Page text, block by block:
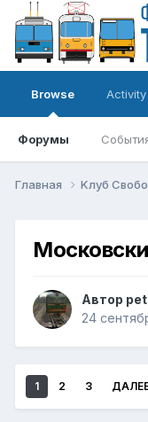
Browse
Форумы
Activity
Главная Kлуб
Автор
24
1 2 3